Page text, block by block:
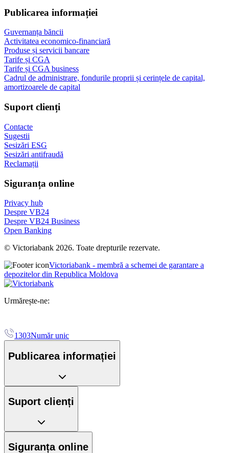
Publicarea informației
Guvernanța băncii
Activitatea economico-financiară
Produse și servicii bancare
Tarife și CGA
Tarife și CGA business
Cadrul de administrare, fondurile proprii și cerințele de capital,
amortizoarele de capital
Suport clienți
Contacte
Sugestii
Sesizări ESG
Sesizări antifraudă
Reclamații
Siguranța online
Privacy hub
Despre VB24
Despre VB24 Business
Open Banking
© Victoriabank 2026. Toate drepturile rezervate.
Victoriabank - membră a schemei de garantare a
depozitelor din Republica Moldova
Urmărește-ne:
1303Număr unic
Publicarea informației
Suport clienți
Siguranța online